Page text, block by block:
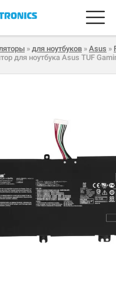
» для ноутбуков » Asus »
для ноутбука Asus TUF